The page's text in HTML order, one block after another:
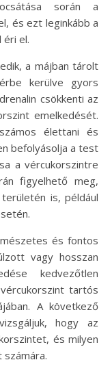
során a
és ezt leginkább a
éri el.
a májban tárolt
kerülve gyors
csökkenti az
emelkedését.
élettani és
befolyásolja a test
a vércukorszintre
figyelhető meg,
is, például
és fontos
vagy hosszan
kedvezőtlen
tartós
A következő
hogy az
és milyen